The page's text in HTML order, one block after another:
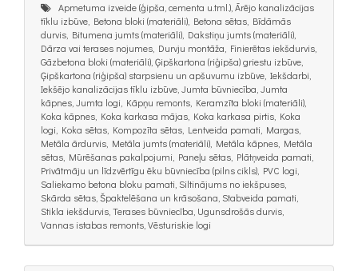
Apmetuma izveide (ģipša, cementa u.tml.), Ārējo kanalizācijas
tīklu izbūve, Betona bloki (materiāli), Betona sētas, Bīdāmās
durvis, Bitumena jumts (materiāli), Dakstiņu jumts (materiāli),
Dārza vai terases nojumes, Durvju montāža, Finierētas iekšdurvis,
Gāzbetona bloki (materiāli), Ģipškartona (riģipša) griestu izbūve,
Ģipškartona (riģipša) starpsienu un apšuvumu izbūve, Iekšdarbi,
Iekšējo kanalizācijas tīklu izbūve, Jumta būvniecība, Jumta
kāpnes, Jumta logi, Kāpņu remonts, Keramzīta bloki (materiāli),
Koka kāpnes, Koka karkasa mājas, Koka karkasa pirtis, Koka
logi, Koka sētas, Kompozīta sētas, Lentveida pamati, Margas,
Metāla ārdurvis, Metāla jumts (materiāli), Metāla kāpnes, Metāla
sētas, Mūrēšanas pakalpojumi, Paneļu sētas, Plātņveida pamati,
Privātmāju un līdzvērtīgu ēku būvniecība (pilns cikls), PVC logi,
Saliekamo betona bloku pamati, Siltinājums no iekšpuses,
Skārda sētas, Špaktelēšana un krāsošana, Stabveida pamati,
Stikla iekšdurvis, Terases būvniecība, Ugunsdrošās durvis,
Vannas istabas remonts, Vēsturiskie logi